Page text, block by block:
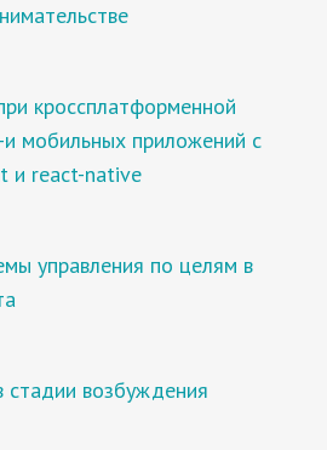
кроссплатформенной
мобильных приложений с
и react-native
управления по целям в
стадии возбуждения